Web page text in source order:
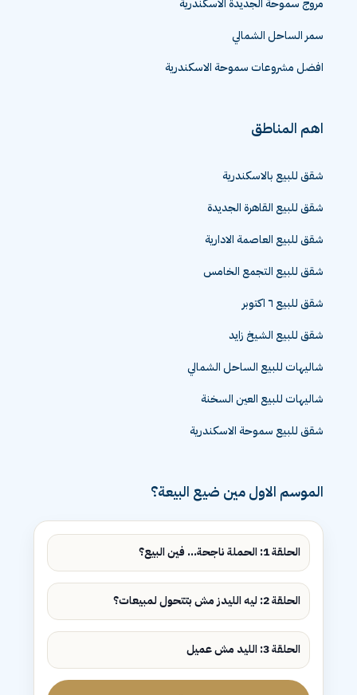
سمر الساحل الشمالي
افضل مشروعات سموحة الاسكندرية
اهم المناطق
شقق للبيع بالاسكندرية
شقق للبيع القاهرة الجديدة
شقق للبيع العاصمة الادارية
شقق للبيع التجمع الخامس
شقق للبيع ٦ اكتوبر
شقق للبيع الشيخ زايد
شاليهات للبيع الساحل الشمالي
شاليهات للبيع العين السخنة
شقق للبيع سموحة الاسكندرية
الموسم الاول مين ضيع البيعة؟
الحلقة 1: الحملة ناجحة... فين البيع؟
الحلقة 2: ليه الليدز مش بتتحول لمبيعات؟
الحلقة 3: الليد مش عميل